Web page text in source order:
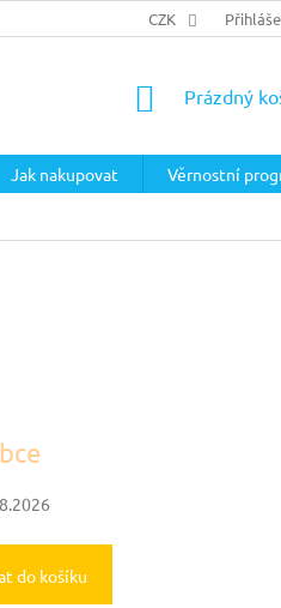
OCHRANY OSOBNÍCH ÚDAJŮ
CZK
NÁKUPNÍ
Prázdný
Jak nakupovat
Věrnostní
do košíku